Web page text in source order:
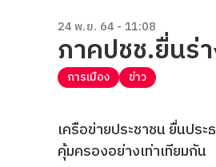
24 พ.ย. 64 - 11:08
ภาคปชช.ยื่นร่
การเมือง ข่าว
เครือข่ายประชาชน ยื่นปร
คุ้มครองอย่างเท่าเทียมกัน